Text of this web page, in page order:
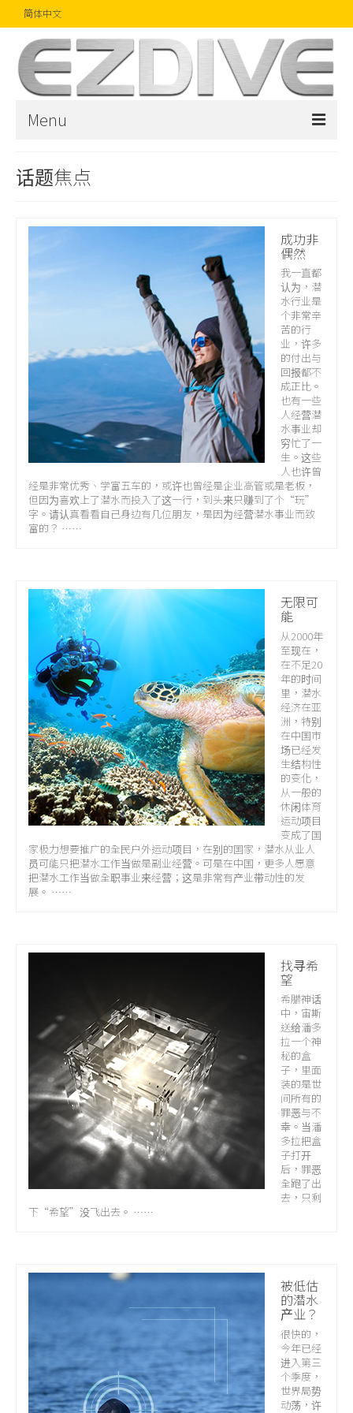
简体中文
Menu
文章
关于我们
话题焦点
成功非
偶然
我一直都
认为，潜
水行业是
个非常辛
苦的行
业，许多
的付出与
回报都不
成正比。
也有一些
人经营潜
水事业却
穷忙了一
生。这些
人也许曾
经是非常优秀、学富五车的，或许也曾经是企业高管或是老板，
但因为喜欢上了潜水而投入了这一行，到头来只赚到了个“玩”
字。请认真看看自己身边有几位朋友，是因为经营潜水事业而致
富的？ ……
无限可
能
从2000年
至现在，
在不足20
年的时间
里，潜水
经济在亚
洲，特别
在中国市
场已经发
生结构性
的变化，
从一般的
休闲体育
运动项目
变成了国
家极力想要推广的全民户外运动项目，在别的国家，潜水从业人
员可能只把潜水工作当做是副业经营。可是在中国，更多人愿意
把潜水工作当做全职事业来经营；这是非常有产业带动性的发
展。 ……
找寻希
望
希腊神话
中，宙斯
送给潘多
拉一个神
秘的盒
子，里面
装的是世
间所有的
罪恶与不
幸。当潘
多拉把盒
子打开
后，罪恶
全跑了出
去，只剩
下“希望”没飞出去。 ……
被低估
的潜水
产业？
很快的，
今年已经
进入第三
个季度，
世界局势
动荡，许